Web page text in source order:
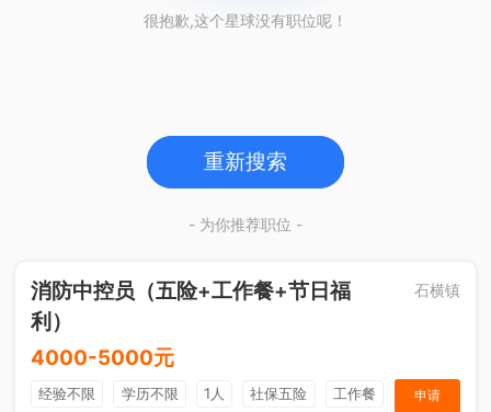
很抱歉,这个星球没有职位呢！
重新搜索
- 为你推荐职位 -
消防中控员（五险+工作餐+节日福
利）
石横镇
4000-5000元
经验不限 学历不限 1人 社保五险
工作餐
申请